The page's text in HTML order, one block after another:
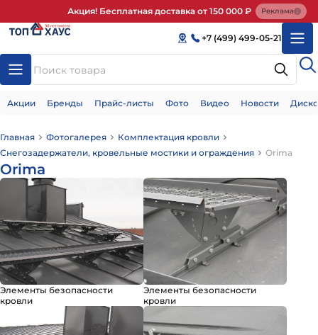
Акция! Бесплатная доставка от 150 000 ₽ Реклама
+7 (499) 499-05-21
Акции Бренды Прайс-листы Фото Видео Новости
Главная Фотогалерея
Комплектация кровли
Снегозадержатели, кровельные мостики и ограждения
Orima
Orima
Элементы безопасности
кровли
Элементы безопасности
кровли